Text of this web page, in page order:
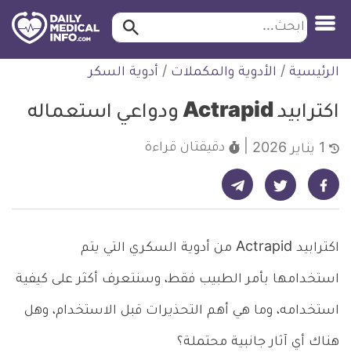
التخطي
للمحتوى
طبية
ابحث ابحث…
الرئيسية / الأدوية والمكملات / أدوية السكر
اكترابيد Actrapid ودواعي استعماله
دقيقتان قراءة
شارك على فيسبوك - ديلي ميديكال انفو شارك على تويتر - ديلي ميديكال انفو شارك على تيليجرام - ديلي ميديكال انفو
اكترابيد Actrapid من أدوية السكري التي يتم
استخدامها بأمر الطبيب فقط، وسنتعرف أكثر على كيفية
استخدامه، وما هي أهم التحذيرات قبل الاستخدام، وهل
هناك أي آثار جانبية محتملة؟